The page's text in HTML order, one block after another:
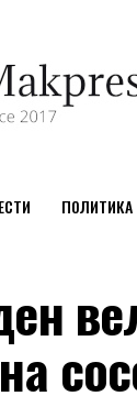
ПОЛИТИКА